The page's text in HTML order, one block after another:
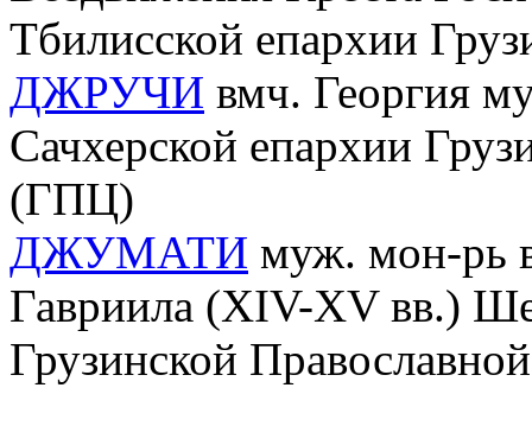
Тбилисской епархии
ДЖРУЧИ вмч. Георгия
Сачхерской епархии
(ГПЦ)
ДЖУМАТИ муж. мон-рь
Гавриила (XIV-XV вв.)
Грузинской